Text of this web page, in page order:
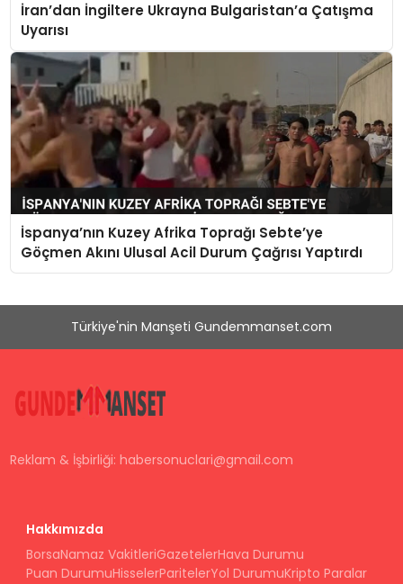
İran’dan İngiltere Ukrayna Bulgaristan’a Çatışma
Uyarısı
İspanya’nın Kuzey Afrika Toprağı Sebte’ye
Göçmen Akını Ulusal Acil Durum Çağrısı Yaptırdı
Türkiye'nin Manşeti Gundemmanset.com
Reklam & İşbirliği:habersonuclari@gmail.com
Hakkımızda
BorsaNamaz VakitleriGazetelerHava Durumu
Puan DurumuHisselerParitelerYol DurumuKripto Paralar